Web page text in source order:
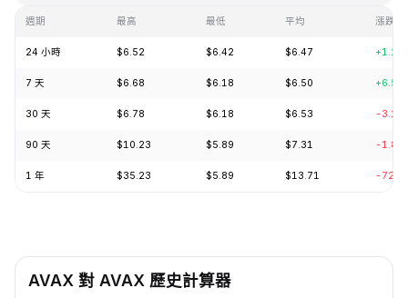
週期 最高 最低 平均 漲跌
24 小時 $6.52 $6.42 $6.47
7 天 $6.68 $6.18 $6.50
30 天 $6.78 $6.18 $6.53 -
90 天 $10.23 $5.89 $7.31 -
1 年 $35.23 $5.89 $13.71 -
AVAX 對 AVAX 歷史計算器